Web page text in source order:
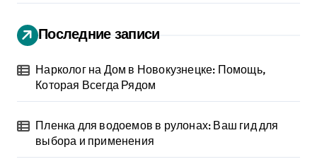
Последние записи
Нарколог на Дом в Новокузнецке: Помощь,
Которая Всегда Рядом
Пленка для водоемов в рулонах: Ваш гид для
выбора и применения